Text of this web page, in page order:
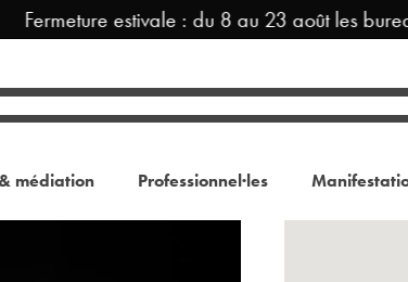
Fermeture estivale : du 8 au 23 août les
médiation Professionnel·les